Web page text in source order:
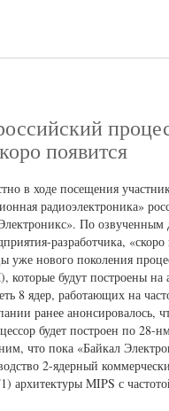
появится
в ходе посещения
радиоэлектроника»
По
разработчика,
уже нового поколения
будут построены на
8 ядер, работающих на
ранее анонсировалось,
будет построен по 28-
что пока «Байкал
2-ядерный
архитектуры MIPS с